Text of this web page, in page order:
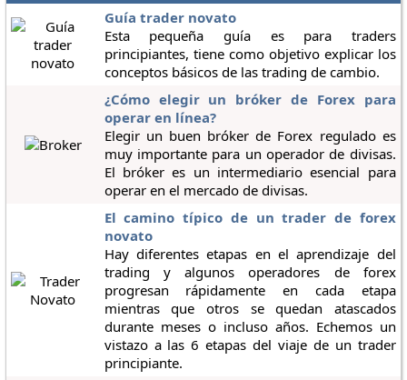
Guía trader novato
Esta pequeña guía es para traders
principiantes, tiene como objetivo explicar los
conceptos básicos de las trading de cambio.
¿Cómo elegir un bróker de Forex para
operar en línea?
Elegir un buen bróker de Forex regulado es
muy importante para un operador de divisas.
El bróker es un intermediario esencial para
operar en el mercado de divisas.
El camino típico de un trader de forex
novato
Hay diferentes etapas en el aprendizaje del
trading y algunos operadores de forex
progresan rápidamente en cada etapa
mientras que otros se quedan atascados
durante meses o incluso años. Echemos un
vistazo a las 6 etapas del viaje de un trader
principiante.